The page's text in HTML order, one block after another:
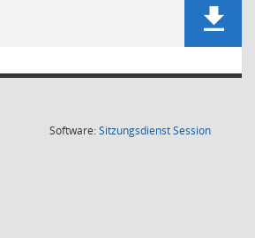
Software:SitzungsdienstSession(Wird in